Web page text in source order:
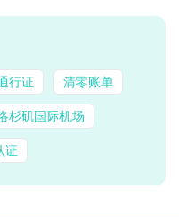
行证 清零账单
杉矶国际机场
证